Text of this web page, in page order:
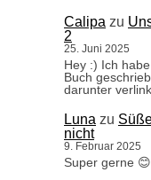
Calipa zu
2
25. Juni 2025
Hey :) Ich
Buch
darunter
Luna zu
nicht
9. Februar 2025
Super gerne